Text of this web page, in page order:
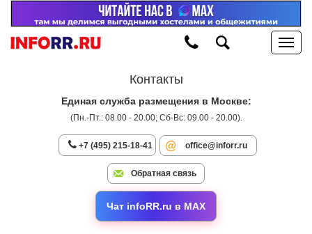
Контакты
Единая служба размещения в Москве:
(Пн.-Пт.: 08.00 - 20.00; Сб-Вс: 09.00 - 20.00).
+7 (495) 215-18-41 office@inforr.ru
Обратная связь
Чат infoRR.ru в MAX